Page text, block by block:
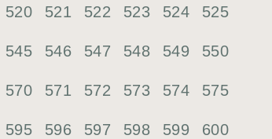
520 521 522 523 524 525
545 546 547 548 549 550
570 571 572 573 574 575
595 596 597 598 599 600